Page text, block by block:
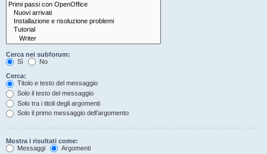
Cerca nei subforum:
Sì
No
Cerca:
Titolo e testo del messaggio
Solo il testo del messaggio
Solo tra i titoli degli argomenti
Solo il primo messaggio dell’argomento
Mostra i risultati come:
Messaggi
Argomenti